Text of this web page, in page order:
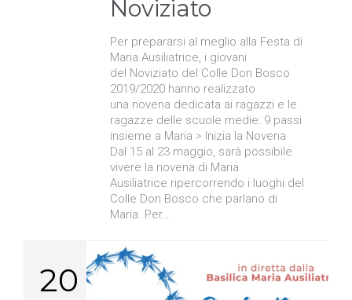
Noviziato
Per prepararsi al meglio alla Festa di
Maria Ausiliatrice, i giovani
del Noviziato del Colle Don Bosco
2019/2020 hanno realizzato
una novena dedicata ai ragazzi e le
ragazze delle scuole medie: 9 passi
insieme a Maria > Inizia la Novena
Dal 15 al 23 maggio, sarà possibile
vivere la novena di Maria
Ausiliatrice ripercorrendo i luoghi del
Colle Don Bosco che parlano di
Maria. Per…
20